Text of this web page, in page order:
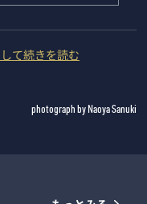
て続きを読む
photograph by Naoya Sanuki